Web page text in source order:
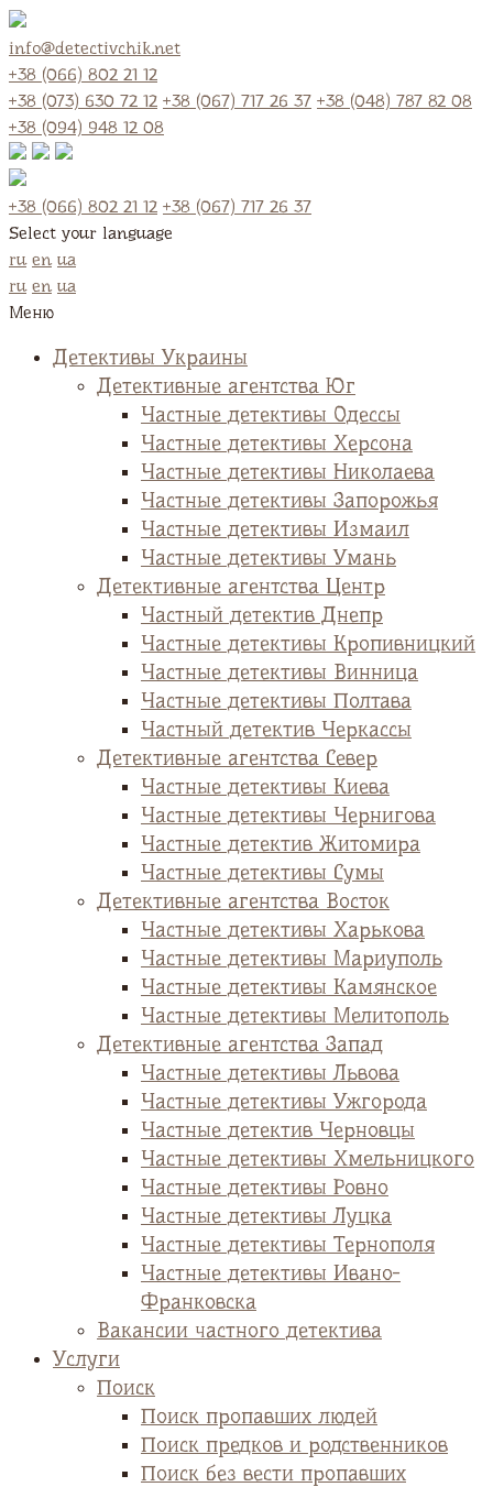
info@detectivchik.net
+38 (066) 802 21 12
+38 (073) 630 72 12 +38 (067) 717 26 37 +38 (048) 787 82 08
+38 (094) 948 12 08
+38 (066) 802 21 12 +38 (067) 717 26 37
Select your language
ru en ua
ru en ua
Меню
Детективы Украины
Детективные агентства Юг
Частные детективы Одессы
Частные детективы Херсона
Частные детективы Николаева
Частные детективы Запорожья
Частные детективы Измаил
Частные детективы Умань
Детективные агентства Центр
Частный детектив Днепр
Частные детективы Кропивницкий
Частные детективы Винница
Частные детективы Полтава
Частный детектив Черкассы
Детективные агентства Север
Частные детективы Киева
Частные детективы Чернигова
Частные детектив Житомира
Частные детективы Сумы
Детективные агентства Восток
Частные детективы Харькова
Частные детективы Мариуполь
Частные детективы Камянское
Частные детективы Мелитополь
Детективные агентства Запад
Частные детективы Львова
Частные детективы Ужгорода
Частные детектив Черновцы
Частные детективы Хмельницкого
Частные детективы Ровно
Частные детективы Луцка
Частные детективы Тернополя
Частные детективы Ивано-
Франковска
Вакансии частного детектива
Услуги
Поиск
Поиск пропавших людей
Поиск предков и родственников
Поиск без вести пропавших